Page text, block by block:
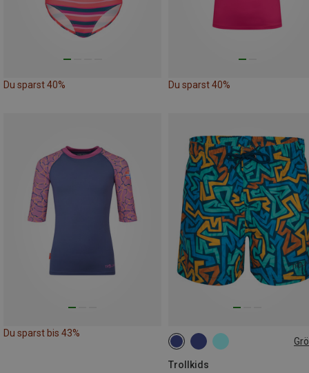
Du sparst 40% Du sparst 40%
Du sparst bis 43%
Trollkids
104 110